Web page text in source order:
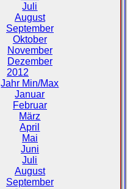
Juli
August
September
Oktober
November
Dezember
2012
Jahr Min/Max
Januar
Februar
März
April
Mai
Juni
Juli
August
September